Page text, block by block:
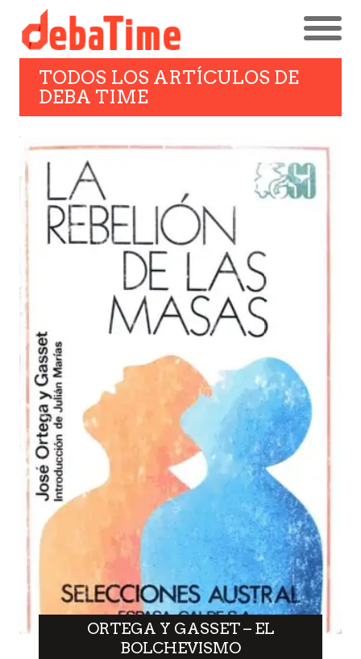
TODOS LOS ARTÍCULOS DE
DEBA TIME
ORTEGA Y GASSET – EL
BOLCHEVISMO